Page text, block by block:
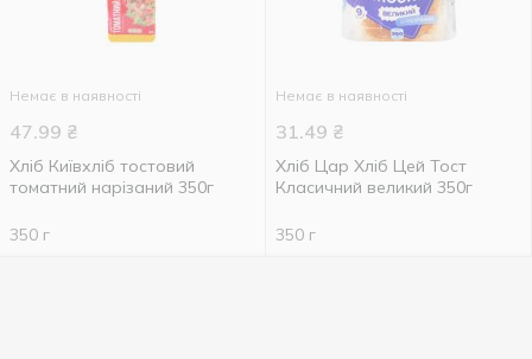
Немає в наявності
47.99 ₴
Хліб Київхліб тостовий
томатний нарізаний 350г
350 г
Немає в наявності
31.49 ₴
Хліб Цар Хліб Цей Тост
Класичний великий 350г
350 г